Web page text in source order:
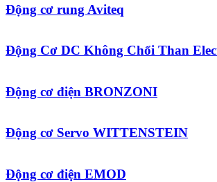
Động cơ rung Aviteq
Động Cơ DC Không Chổi Than
Động cơ điện BRONZONI
Động cơ Servo WITTENSTEIN
Động cơ điện EMOD